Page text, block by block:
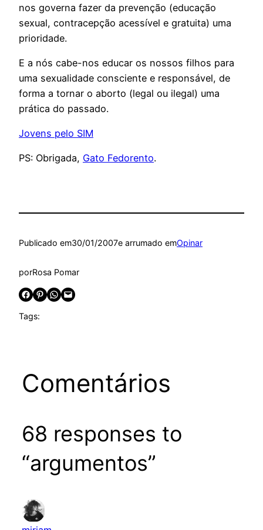
nos governa fazer da prevenção (educação
sexual, contracepção acessível e gratuita) uma
prioridade.
E a nós cabe-nos educar os nossos filhos para
uma sexualidade consciente e responsável, de
forma a tornar o aborto (legal ou ilegal) uma
prática do passado.
Jovens pelo SIM
PS: Obrigada, Gato Fedorento.
Publicado em30/01/2007e arrumado emOpinar
porRosa Pomar
Share on Facebook Share on Pinterest Share on WhatsApp Email this Page
Tags:
Comentários
68 responses to
“argumentos”